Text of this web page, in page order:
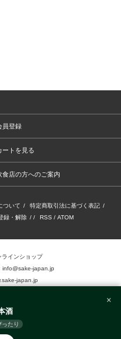
×
酒
たり
員登録
ートを見る
食店の方へのご案内
ついて / 特定商取引法に基づく表記 /
録・解除 / / RSS / ATOM
インショップ
info@sake-japan.jp
japan.jp
じられています。
ない場合、お酒を販売致しません。